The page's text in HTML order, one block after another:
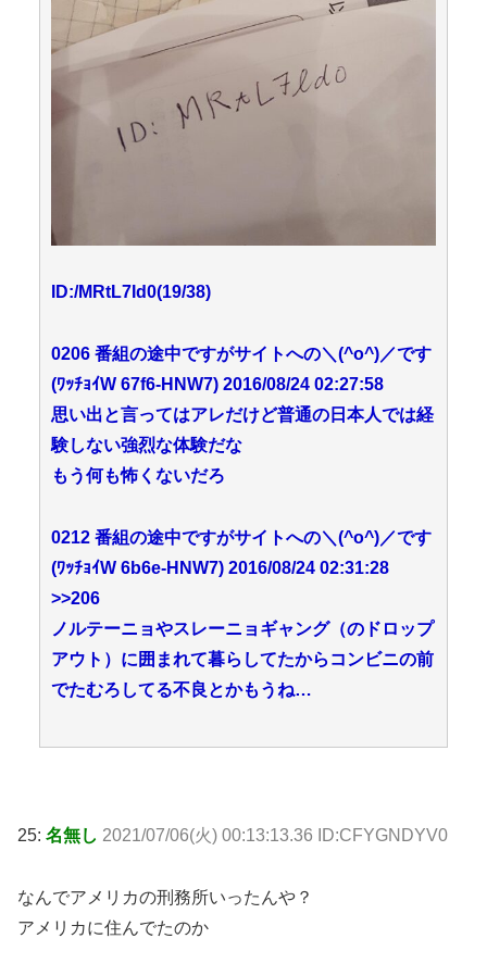
ID:/MRtL7Id0(19/38)
0206 番組の途中ですがサイトへの＼(^o^)／です
(ﾜｯﾁｮｲW 67f6-HNW7) 2016/08/24 02:27:58
思い出と言ってはアレだけど普通の日本人では経
験しない強烈な体験だな
もう何も怖くないだろ
0212 番組の途中ですがサイトへの＼(^o^)／です
(ﾜｯﾁｮｲW 6b6e-HNW7) 2016/08/24 02:31:28
>>206
ノルテーニョやスレーニョギャング（のドロップ
アウト）に囲まれて暮らしてたからコンビニの前
でたむろしてる不良とかもうね…
25: 名無し 2021/07/06(火) 00:13:13.36 ID:CFYGNDYV0
なんでアメリカの刑務所いったんや？
アメリカに住んでたのか